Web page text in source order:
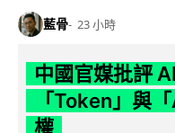
藍骨 23 小時
中國官媒批評
「Token」與
權